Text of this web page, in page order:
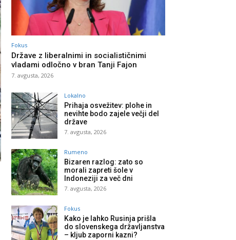
Fokus
Države z liberalnimi in socialističnimi
vladami odločno v bran Tanji Fajon
7. avgusta, 2026
Lokalno
Prihaja osvežitev: plohe in
nevihte bodo zajele večji del
države
7. avgusta, 2026
Rumeno
Bizaren razlog: zato so
morali zapreti šole v
Indoneziji za več dni
7. avgusta, 2026
Fokus
Kako je lahko Rusinja prišla
do slovenskega državljanstva
– kljub zaporni kazni?